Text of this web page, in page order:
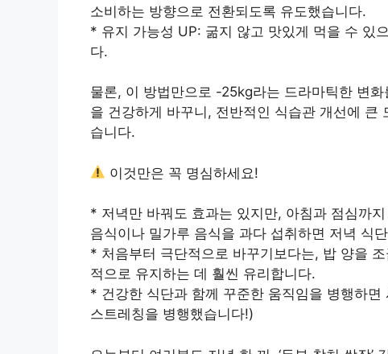
소비하는 방향으로 전환되도록 유도했습니다.
* 유지 가능성 UP: 굶지 않고 맛있게 먹을 수 있
다.
물론, 이 방법만으로 -25kg라는 드라마틱한 변
을 건강하게 바꾸니, 전반적인 식습관 개선에
습니다.
이것만은 꼭 명심하세요!
* 저녁만 바꿔도 효과는 있지만, 아침과 점심까
음식이나 밀가루 음식을 과다 섭취하면 저녁 식
* 처음부터 극단적으로 바꾸기보다는, 밥 양을
적으로 유지하는 데 훨씬 유리합니다.
* 건강한 식단과 함께 꾸준한 움직임을 병행하
스트레칭을 병행했습니다!)